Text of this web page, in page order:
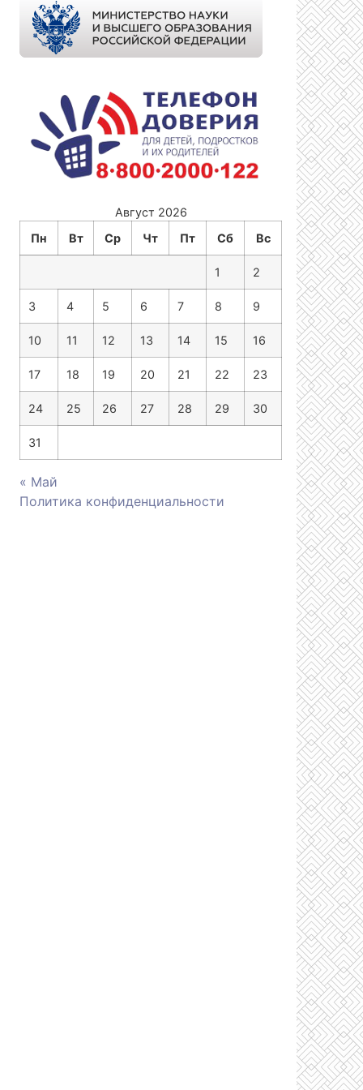
Август 2026
Пн
Вт Ср Чт Пт Сб Вс
1 2
3 4 5 6 7 8 9
10 11 12 13 14 15 16
17 18 19 20 21 22 23
24 25 26 27 28 29 30
31
« Май
Политика конфиденциальности